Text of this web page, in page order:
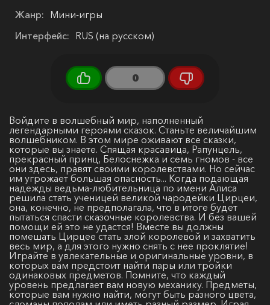
Жанр: Мини-игры
Интерфейс: RUS (на русском)
0
Войдите в волшебный мир, наполненный
легендарными героями сказок. Станьте величайшим
волшебником. В этом мире оживают все сказки,
которые вы знаете. Спящая красавица, Рапунцель,
прекрасный принц, Белоснежка и семь гномов - все
они здесь, правят своими королевствами. Но сейчас
им угрожает большая опасность... Когда подающая
надежды ведьма-любительница по имени Алиса
решила стать ученицей великой чародейки Цирцеи,
она, конечно, не предполагала, что в итоге будет
пытаться спасти сказочные королевства. И без вашей
помощи ей это не удастся! Вместе вы должны
помешать Цирцее стать злой королевой и захватить
весь мир, а для этого нужно снять с нее проклятие!
Играйте в увлекательные и оригинальные уровни, в
которых вам предстоит найти пары или тройки
одинаковых предметов. Помните, что каждый
уровень предлагает вам новую механику. Предметы,
которые вам нужно найти, могут быть разного цвета,